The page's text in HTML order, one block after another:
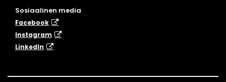
Sosiaalinen media
Facebook
Instagram
​LinkedIn